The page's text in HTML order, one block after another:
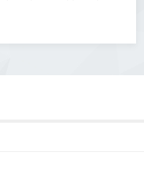
ile gerçekleştirilir.